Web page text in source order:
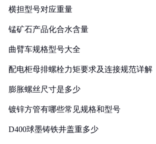
横担型号对应重量
锰矿石产品化合水含量
曲臂车规格型号大全
配电柜母排螺栓力矩要求及连接规范详解
膨胀螺丝尺寸是多少
镀锌方管有哪些常见规格和型号
D400球墨铸铁井盖重多少